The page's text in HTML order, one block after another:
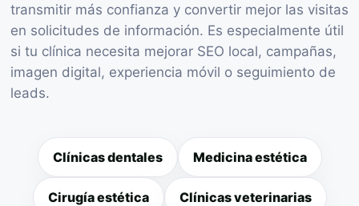
transmitir más confianza y convertir mejor las visitas
en solicitudes de información. Es especialmente útil
si tu clínica necesita mejorar SEO local, campañas,
imagen digital, experiencia móvil o seguimiento de
leads.
Clínicas dentales Medicina estética
Cirugía estética Clínicas veterinarias